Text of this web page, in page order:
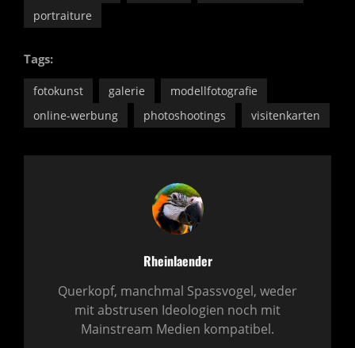
portraiture
Tags:
fotokunst galerie
modellfotografie
online-werbung
photoshootings visitenkarten
Author:
Rheinlaender
Querkopf, manchmal Spassvogel, weder
mit abstrusen Ideologien noch mit
Mainstream Medien kompatibel.